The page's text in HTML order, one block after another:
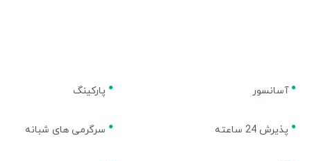
آسانسور پارکینگ
پذیرش 24 ساعته سرگرمی های شبانه